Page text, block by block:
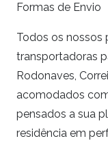
Formas de Envio
Todos os nossos
transportadoras
Rodonaves,
acomodados
pensados a sua
residência em